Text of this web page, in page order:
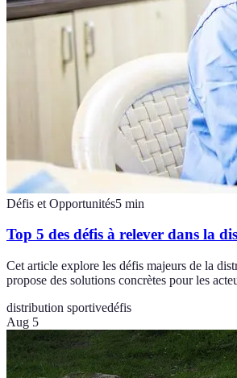
Défis et Opportunités5 min
Top 5 des défis à relever dans la
Cet article explore les défis majeurs de la
propose des solutions concrètes pour les
distribution sportivedéfis
Aug 5